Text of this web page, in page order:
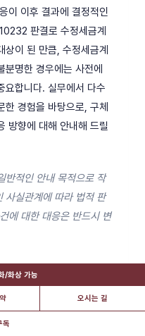
이 이후 결과에 결정적인
판결로 수정세금계
이 된 만큼, 수정세금계
명한 경우에는 사전에
요합니다. 실무에서 다수
한 경험을 바탕으로, 구체
방향에 대해 안내해 드릴
반적인 안내 목적으로 작
사실관계에 따라 법적 판
에 대한 대응은 반드시 변
/화상 가능
오시는 길
독